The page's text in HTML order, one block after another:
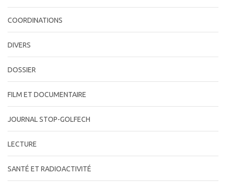
COORDINATIONS
DIVERS
DOSSIER
FILM ET DOCUMENTAIRE
JOURNAL STOP-GOLFECH
LECTURE
SANTÉ ET RADIOACTIVITÉ